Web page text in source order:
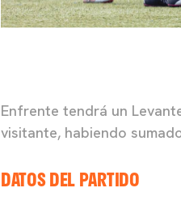
Enfrente tendrá un
visitante, habiendo
DATOS DEL PARTIDO